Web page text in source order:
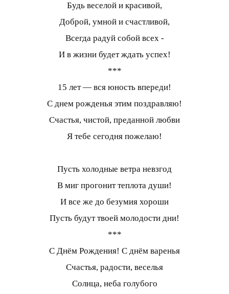
Будь веселой и красивой,
Доброй, умной и счастливой,
Всегда радуй собой всех -
И в жизни будет ждать успех!
***
15 лет — вся юность впереди!
С днем рожденья этим поздравляю!
Счастья, чистой, преданной любви
Я тебе сегодня пожелаю!
Пусть холодные ветра невзгод
В миг прогонит теплота души!
И все же до безумия хороши
Пусть будут твоей молодости дни!
***
С Днём Рождения! С днём варенья
Счастья, радости, веселья
Солнца, неба голубого